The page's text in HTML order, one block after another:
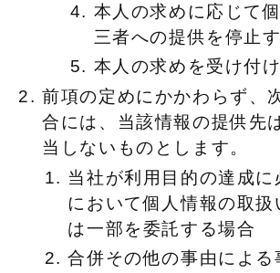
本人の求めに応じて
三者への提供を停止
本人の求めを受け付
前項の定めにかかわらず、
合には、当該情報の提供先
当しないものとします。
当社が利用目的の達成に
において個人情報の取扱
は一部を委託する場合
合併その他の事由による